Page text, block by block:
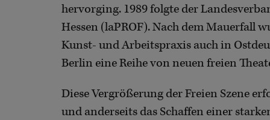
hervorging. 1989 folgte der
Hessen (laPROF). Nach dem Mauerfall
Kunst- und Arbeitspraxis auch in
Berlin eine Reihe von neuen freien
Diese Vergrößerung der Freien Szene
und anderseits das Schaffen einer